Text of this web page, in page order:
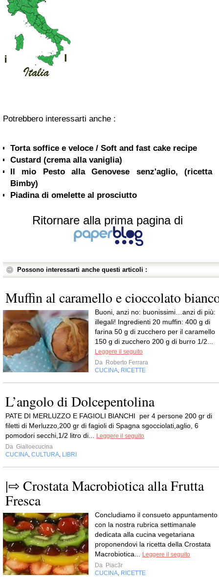
Potrebbero interessarti anche :
Torta soffice e veloce / Soft and fast cake recipe
Custard (crema alla vaniglia)
Il mio Pesto alla Genovese senz'aglio, (ricetta
Bimby)
Piadina di omelette al prosciutto
Ritornare alla prima pagina di
Possono interessarti anche questi articoli :
Muffin al caramello e cioccolato
Buoni, anzi no: buonissimi…anzi di più:
illegali! Ingredienti 20 muffin: 400 g di
farina 50 g di zucchero per il caramello
150 g di zucchero 200 g di burro 1/2...
Leggere il seguito
Da Roberto Ferrara
CUCINA RICETTE
L’angolo di Dolcepentolina
PATE DI MERLUZZO E FAGIOLI BIANCHI per 4 persone 200 gr di
filetti di Merluzzo,200 gr di fagioli di Spagna sgocciolati,aglio, 6
pomodori secchi,1/2 litro di...
Leggere il seguito
Da Gialloecucina
CUCINA CULTURA LIBRI
|⇨ Crostata Macrobiotica alla Frutta
Fresca
Concludiamo il consueto appuntamento
con la nostra rubrica settimanale
dedicata alla cucina vegetariana
proponendovi la ricetta della Crostata
Macrobiotica...
Leggere il seguito
Da Piac3r
CUCINA RICETTE